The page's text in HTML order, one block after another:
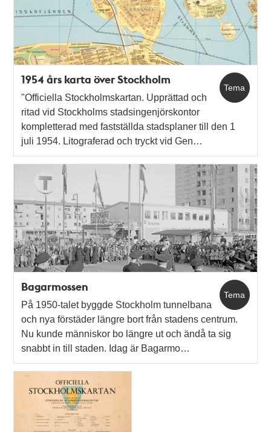
Tema
1954 års karta över Stockholm
"Officiella Stockholmskartan. Upprättad och
ritad vid Stockholms stadsingenjörskontor
kompletterad med fastställda stadsplaner till den 1
juli 1954. Litograferad och tryckt vid Gen…
Tema
Bagarmossen
På 1950-talet byggde Stockholm tunnelbana
och nya förstäder längre bort från stadens centrum.
Nu kunde människor bo längre ut och ändå ta sig
snabbt in till staden. Idag är Bagarmo…